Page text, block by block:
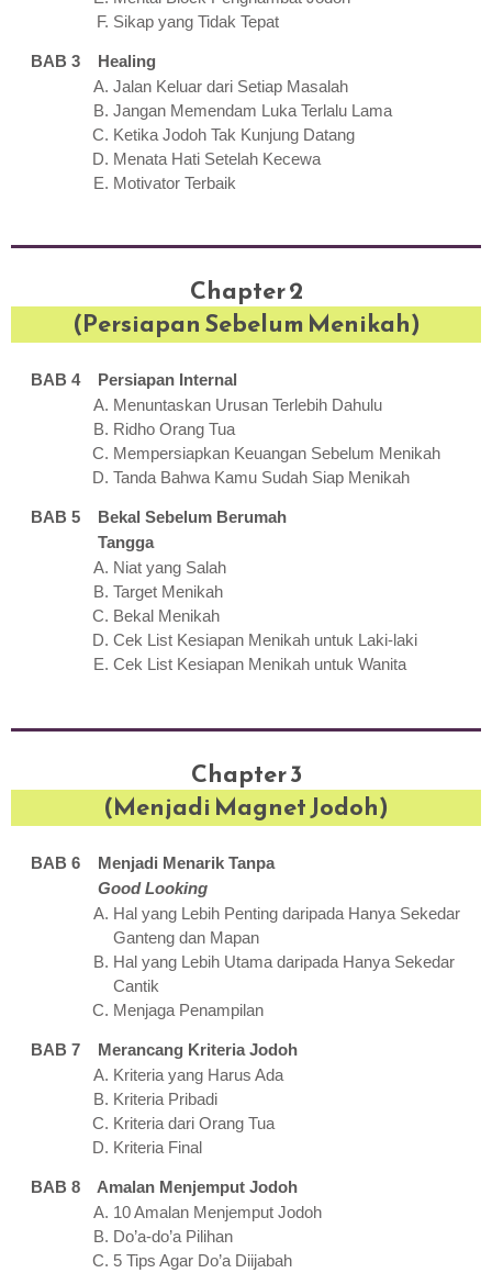
Sikap yang Tidak Tepat
BAB 3 Healing
Jalan Keluar dari Setiap Masalah
Jangan Memendam Luka Terlalu Lama
Ketika Jodoh Tak Kunjung Datang
Menata Hati Setelah Kecewa
Motivator Terbaik
Chapter 2
(Persiapan Sebelum Menikah)
BAB 4 Persiapan Internal
Menuntaskan Urusan Terlebih Dahulu
Ridho Orang Tua
Mempersiapkan Keuangan Sebelum Menikah
Tanda Bahwa Kamu Sudah Siap Menikah
BAB 5 Bekal Sebelum Berumah
Tangga
Niat yang Salah
Target Menikah
Bekal Menikah
Cek List Kesiapan Menikah untuk Laki-laki
Cek List Kesiapan Menikah untuk Wanita
Chapter 3
(Menjadi Magnet Jodoh)
BAB 6 Menjadi Menarik Tanpa
Good Looking
Hal yang Lebih Penting daripada Hanya Sekedar
Ganteng dan Mapan
Hal yang Lebih Utama daripada Hanya Sekedar
Cantik
Menjaga Penampilan
BAB 7 Merancang Kriteria Jodoh
Kriteria yang Harus Ada
Kriteria Pribadi
Kriteria dari Orang Tua
Kriteria Final
BAB 8 Amalan Menjemput Jodoh
10 Amalan Menjemput Jodoh
Do’a-do’a Pilihan
5 Tips Agar Do’a Diijabah